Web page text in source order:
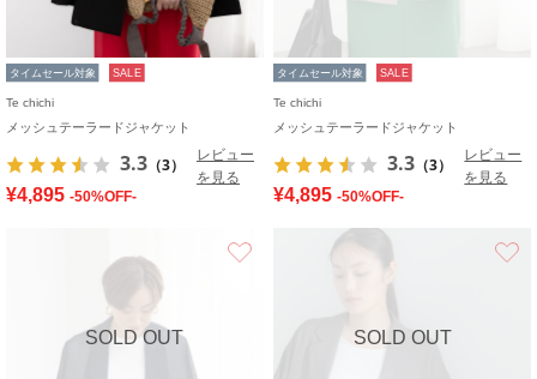
タイムセール対象 SALE
Te chichi
メッシュテーラードジャケット
3.3 （3）
レビュー
を見る
¥4,895 -50%OFF-
タイムセール対象 SALE
Te chichi
メッシュテーラードジャケット
3.3 （3）
レビュー
を見る
¥4,895 -50%OFF-
SOLD OUT SOLD OUT